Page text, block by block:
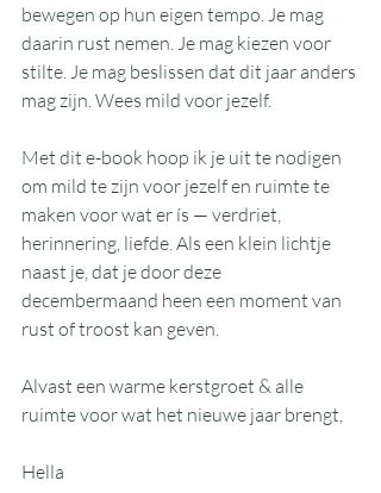
bewegen op hun eigen tempo. Je mag
daarin rust nemen. Je mag kiezen voor
stilte. Je mag beslissen dat dit jaar anders
mag zijn. Wees mild voor jezelf.
Met dit e-book hoop ik je uit te nodigen
om mild te zijn voor jezelf en ruimte te
maken voor wat er ís — verdriet,
herinnering, liefde. Als een klein lichtje
naast je, dat je door deze
decembermaand heen een moment van
rust of troost kan geven.
Alvast een warme kerstgroet & alle
ruimte voor wat het nieuwe jaar brengt,
Hella